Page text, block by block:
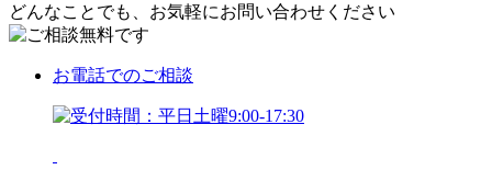
どんなことでも、お気軽にお問い合わせください
お電話でのご相談